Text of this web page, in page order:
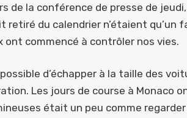
de la conférence de presse de
du calendrier n’étaient qu’un
ont commencé à contrôler nos vies.
d’échapper à la taille des
Les jours de course à Monaco
était un peu comme regarder